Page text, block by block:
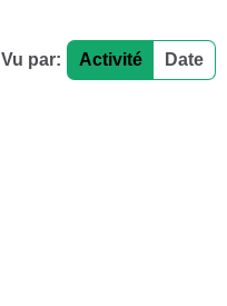
Vu par: Activité Date